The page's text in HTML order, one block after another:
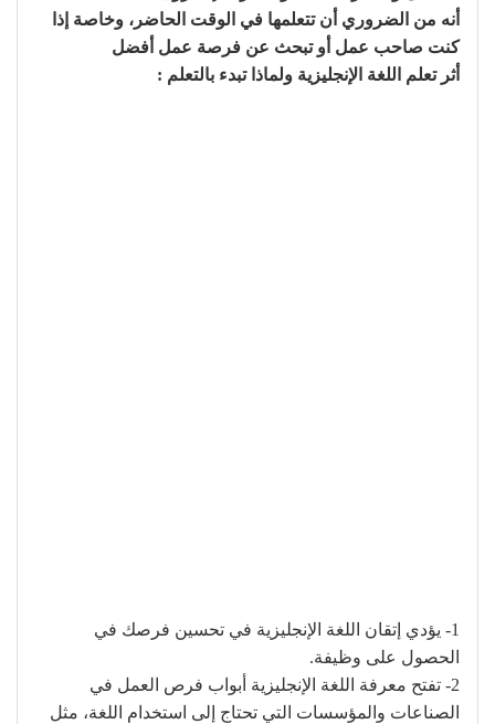
أنه من الضروري أن تتعلمها في الوقت الحاضر، وخاصة إذا
كنت صاحب عمل أو تبحث عن فرصة عمل أفضل
أثر تعلم اللغة الإنجليزية ولماذا تبدء بالتعلم :
1- يؤدي إتقان اللغة الإنجليزية في تحسين فرصك في
الحصول على وظيفة.
2- تفتح معرفة اللغة الإنجليزية أبواب فرص العمل في
الصناعات والمؤسسات التي تحتاج إلى استخدام اللغة، مثل